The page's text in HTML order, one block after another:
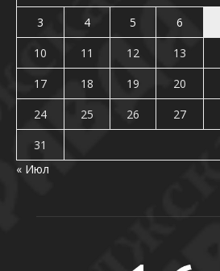
3
4 5 6
10
11 12 13
17
18 19 20
24
25 26 27
31
« Июл